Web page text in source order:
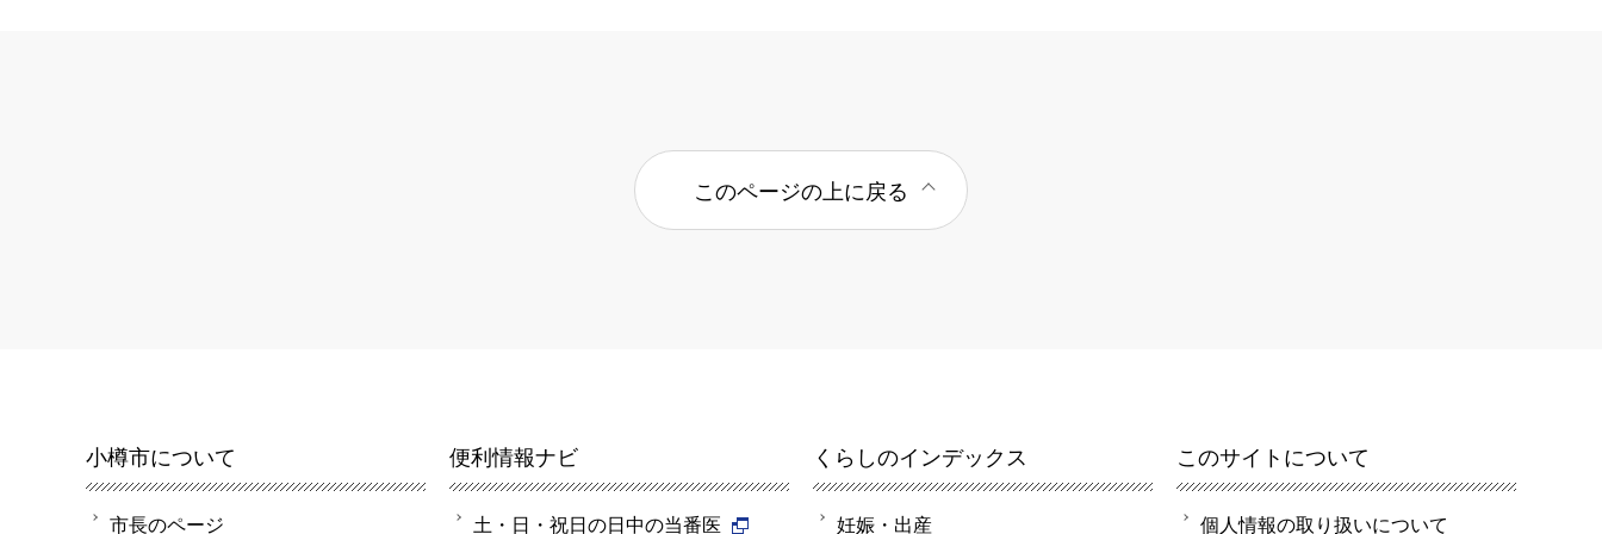
このページの上に戻る
小樽市について
市長のページ
便利情報ナビ
土・日・祝日の日中の当番医
くらしのインデックス
妊娠・出産
このサイトについて
個人情報の取り扱いについて